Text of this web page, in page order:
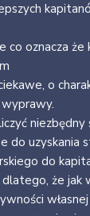
co oznacza że
o
do uzyskania
do
że jak
własnej